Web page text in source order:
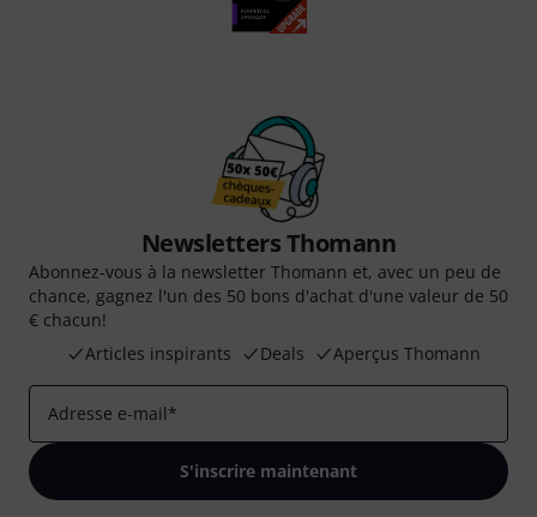
Newsletters Thomann
Abonnez-vous à la newsletter Thomann et, avec un peu de
chance, gagnez l'un des 50 bons d'achat d'une valeur de 50
€ chacun!
Articles inspirants
Deals Aperçus Thomann
Adresse e-mail*
S'inscrire maintenant